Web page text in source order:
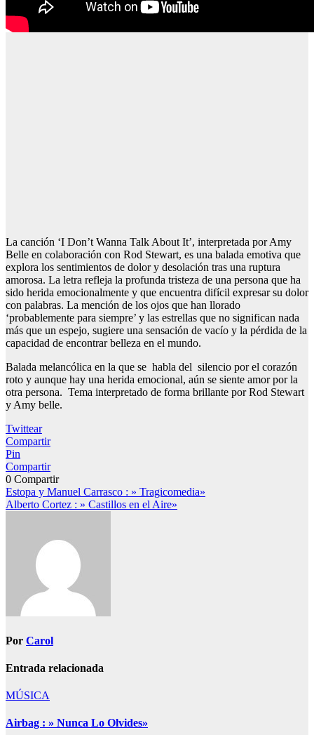
La canción ‘I Don’t Wanna Talk About It’, interpretada por Amy
Belle en colaboración con Rod Stewart, es una balada emotiva que
explora los sentimientos de dolor y desolación tras una ruptura
amorosa. La letra refleja la profunda tristeza de una persona que ha
sido herida emocionalmente y que encuentra difícil expresar su dolor
con palabras. La mención de los ojos que han llorado
‘probablemente para siempre’ y las estrellas que no significan nada
más que un espejo, sugiere una sensación de vacío y la pérdida de la
capacidad de encontrar belleza en el mundo.
Balada melancólica en la que se habla del silencio por el corazón
roto y aunque hay una herida emocional, aún se siente amor por la
otra persona. Tema interpretado de forma brillante por Rod Stewart
y Amy belle.
Twittear
Compartir
Pin
Compartir
0 Compartir
Navegación
de
Estopa y Manuel Carrasco : » Tragicomedia»
Alberto Cortez : » Castillos en el Aire»
Por Carol
Entrada relacionada
MÚSICA
Airbag : » Nunca Lo Olvides»